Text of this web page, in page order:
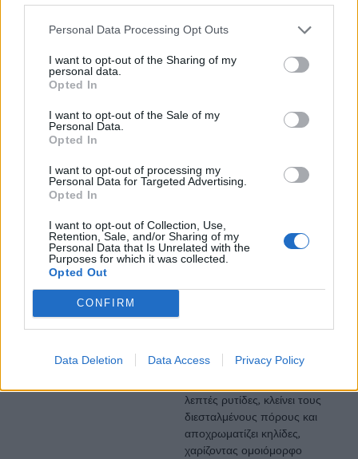
Personal Data Processing Opt Outs
I want to opt-out of the Sharing of my
personal data.
Opted In
I want to opt-out of the Sale of my
Personal Data.
Opted In
I want to opt-out of processing my
Personal Data for Targeted Advertising.
Opted In
I want to opt-out of Collection, Use,
Retention, Sale, and/or Sharing of my
Personal Data that Is Unrelated with the
Purposes for which it was collected.
Opted Out
CONFIRM
Data Deletion Data Access Privacy Policy
χρησιμοποιείται κυρίως σε
σκουρόχρωμες επιδερμίδες,
δεν μπορεί να εφαρμοστεί
με ασφάλεια. Το μεγαλύτερο
επιτρέπει να διαπεράσουμε
το στρώμα μελανίνης χωρίς
καλοκαιρινούς μήνες, όταν η
αποτρίχωση με Alexandrite
Επιπλέον δράση
αντιγήρανσης
διεγείρει την παραγωγή
Έτσι βελτιώνει την υφή της
λεπτές ρυτίδες, κλείνει τους
διεσταλμένους πόρους και
αποχρωματίζει κηλίδες,
χαρίζοντας ομοιόμορφο